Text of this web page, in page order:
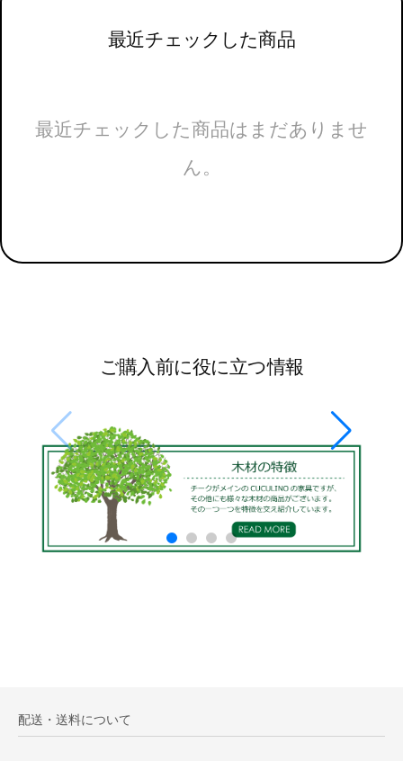
最近チェックした商品
最近チェックした商品はまだありませ
ん。
ご購入前に役に立つ情報
配送・送料について